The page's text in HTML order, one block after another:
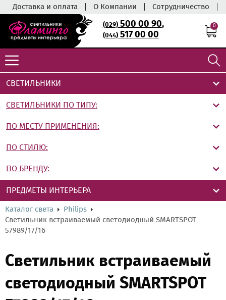
Доставка и оплата О Компании Сотрудничество
(029)500 00 90,
(044)517 00 00
0
СВЕТИЛЬНИКИ
СВЕТИЛЬНИКИ ПО ТИПУ:
ПО МЕСТУ ПРИМЕНЕНИЯ:
ПО СТИЛЮ:
ПО БРЕНДУ:
ПРЕДМЕТЫ ИНТЕРЬЕРА
Каталог света
Philips
Светильник встраиваемый светодиодный SMARTSPOT
57989/17/16
Светильник встраиваемый
светодиодный SMARTSPOT